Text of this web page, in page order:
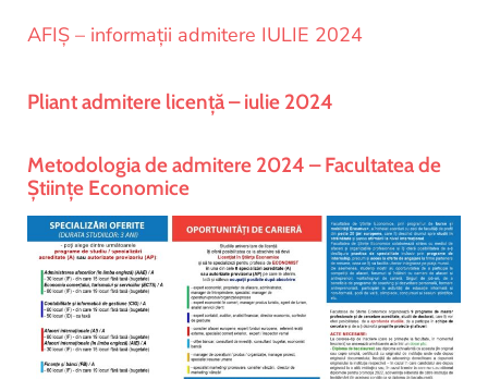
AFIȘ – informații admitere IULIE 2024
Pliant admitere licență – iulie 2024
Metodologia de admitere 2024 – Facultatea de
Științe Economice